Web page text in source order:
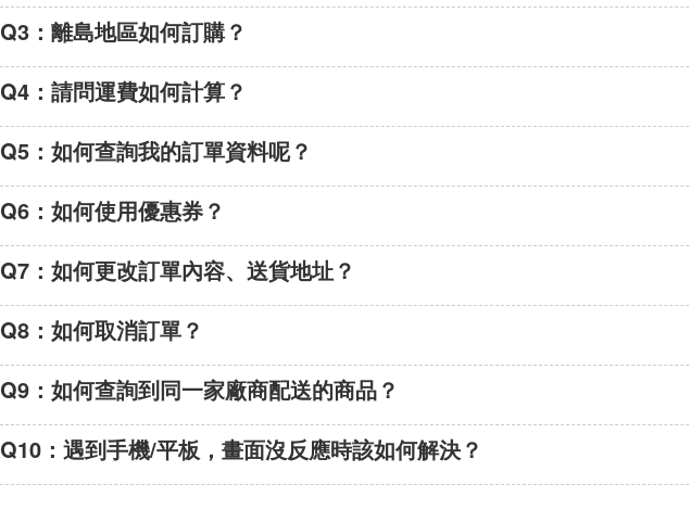
Q3： 離島地區如何訂購？
Q4： 請問運費如何計算？
Q5： 如何查詢我的訂單資料呢？
Q6： 如何使用優惠券？
Q7： 如何更改訂單內容、送貨地址？
Q8： 如何取消訂單？
Q9： 如何查詢到同一家廠商配送的商品？
Q10： 遇到手機/平板，畫面沒反應時該如何解決？